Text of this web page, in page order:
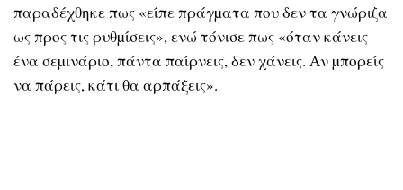
παραδέχθηκε πως «είπε πράγµατα που δεν τα γνώριζα
ως προς τις ρυθµίσεις», ενώ τόνισε πως «όταν κάνεις
ένα σεµινάριο, πάντα παίρνεις, δεν χάνεις. Αν µπορείς
να πάρεις, κάτι θα αρπάξεις».